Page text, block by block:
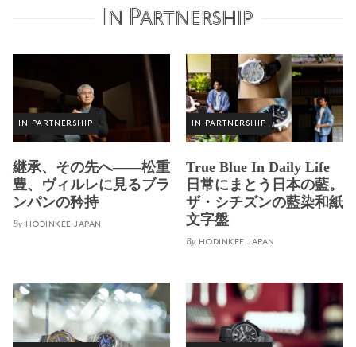
In Partnership
IN PARTNERSHIP
継承、その先へ——松重
豊、ヴィルレに見るブラ
ンパンの矜持
By HODINKEE JAPAN
IN PARTNERSHIP
True Blue In Daily Life
日常にまとう日本の藍。
ザ・シチズンの藍染和紙
文字盤
By HODINKEE JAPAN